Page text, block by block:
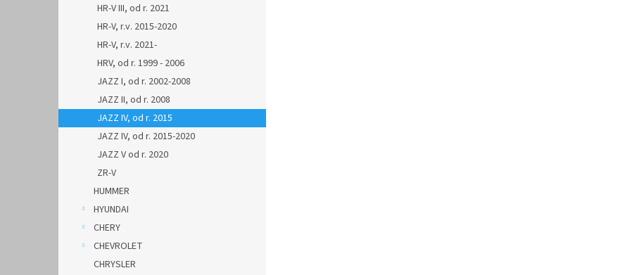
HR-V III, od r. 2021
HR-V, r.v. 2015-2020
HR-V, r.v. 2021-
HRV, od r. 1999 - 2006
JAZZ I, od r. 2002-2008
JAZZ II, od r. 2008
JAZZ IV, od r. 2015
JAZZ IV, od r. 2015-2020
JAZZ V od r. 2020
ZR-V
HUMMER
HYUNDAI
CHERY
CHEVROLET
CHRYSLER